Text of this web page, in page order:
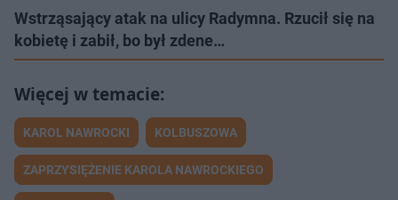
Wstrząsający atak na ulicy Radymna. Rzucił się na
kobietę i zabił, bo był zdene…
KAROL NAWROCKI KOLBUSZOWA
ZAPRZYSIĘŻENIE KAROLA NAWROCKIEGO